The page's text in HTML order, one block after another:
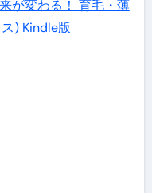
が変わる！ 育毛・薄
) Kindle版